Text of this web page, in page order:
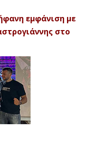
εμφάνιση με
στο